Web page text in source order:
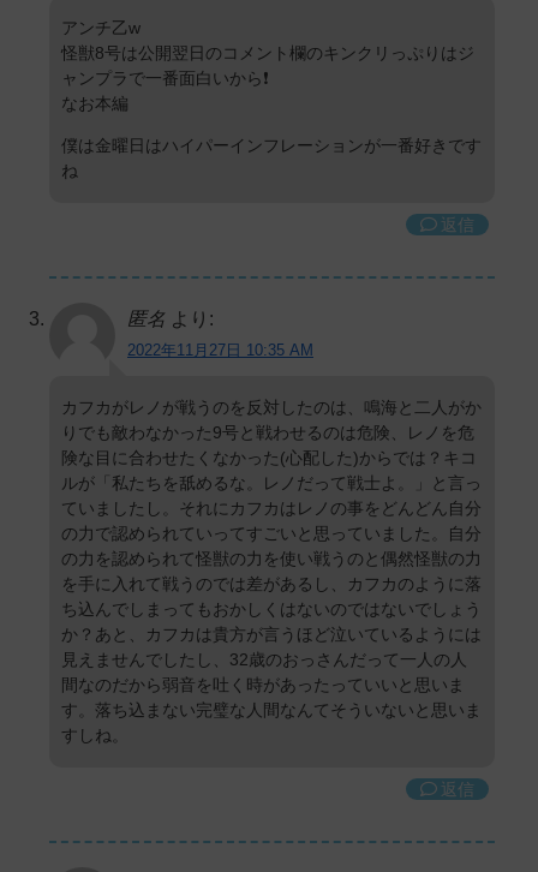
アンチ乙w
怪獣8号は公開翌日のコメント欄のキンクリっぷりはジ
ャンプラで一番面白いから❗️
なお本編
僕は金曜日はハイパーインフレーションが一番好きです
ね
返信
匿名 より:
2022年11月27日 10:35 AM
カフカがレノが戦うのを反対したのは、鳴海と二人がか
りでも敵わなかった9号と戦わせるのは危険、レノを危
険な目に合わせたくなかった(心配した)からでは？キコ
ルが「私たちを舐めるな。レノだって戦士よ。」と言っ
ていましたし。それにカフカはレノの事をどんどん自分
の力で認められていってすごいと思っていました。自分
の力を認められて怪獣の力を使い戦うのと偶然怪獣の力
を手に入れて戦うのでは差があるし、カフカのように落
ち込んでしまってもおかしくはないのではないでしょう
か？あと、カフカは貴方が言うほど泣いているようには
見えませんでしたし、32歳のおっさんだって一人の人
間なのだから弱音を吐く時があったっていいと思いま
す。落ち込まない完璧な人間なんてそういないと思いま
すしね。
返信